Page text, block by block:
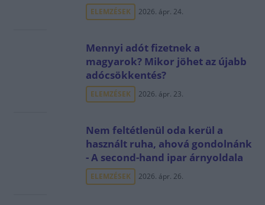
ELEMZÉSEK 2026. ápr. 24.
Mennyi adót fizetnek a
magyarok? Mikor jöhet az újabb
adócsökkentés?
ELEMZÉSEK 2026. ápr. 23.
Nem feltétlenül oda kerül a
használt ruha, ahová gondolnánk
- A second-hand ipar árnyoldala
ELEMZÉSEK 2026. ápr. 26.